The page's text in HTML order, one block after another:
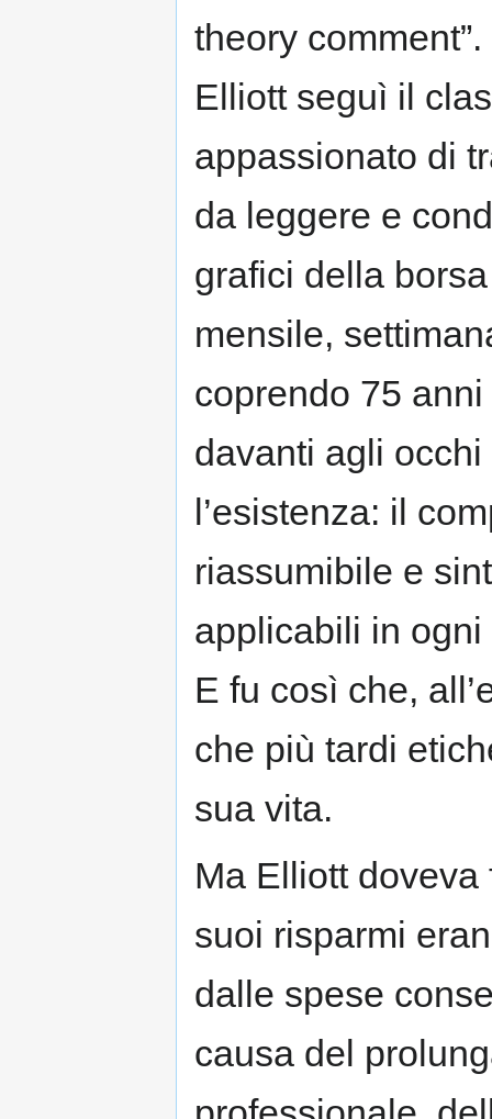
theory comment”.
Elliott seguì il
appassionato di
da leggere e
grafici della
mensile,
coprendo 75
davanti agli
l’esistenza: il
riassumibile e
applicabili in
E fu così che,
che più tardi
sua vita.
Ma Elliott
suoi risparmi
dalle spese
causa del